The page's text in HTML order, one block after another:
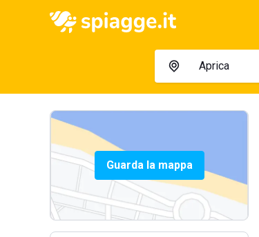
Guarda la mappa